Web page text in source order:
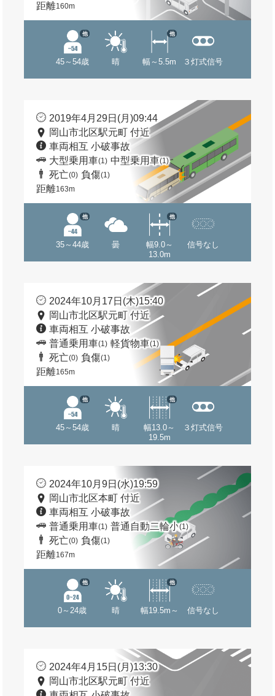
距離160m
45～54歳
他
晴 幅～5.5m
他
３灯式信号
2019年4月29日(月)09:44
岡山市北区駅元町 付近
車両相互 小破事故
大型乗用車(1) 中型乗用車(1)
死亡(0) 負傷(1)
距離163m
35～44歳
他
曇
幅9.0～
13.0m
他
信号なし
2024年10月17日(木)15:40
岡山市北区駅元町 付近
車両相互 小破事故
普通乗用車(1) 軽貨物車(1)
死亡(0) 負傷(1)
距離165m
45～54歳
他
晴
幅13.0～
19.5m
他
３灯式信号
2024年10月9日(水)19:59
岡山市北区本町 付近
車両相互 小破事故
普通乗用車(1) 普通自動二輪小(1)
死亡(0) 負傷(1)
距離167m
0～24歳
他
晴 幅19.5m～
他
信号なし
2024年4月15日(月)13:30
岡山市北区駅元町 付近